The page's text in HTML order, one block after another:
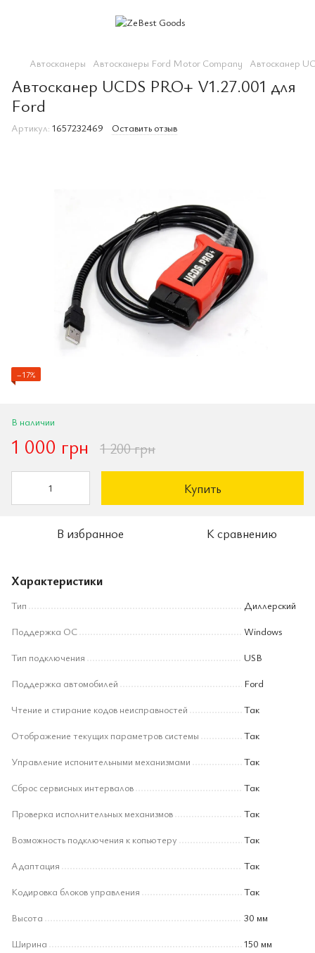
Автосканеры Автосканеры Ford Motor Company Автосканер
Автосканер UCDS PRO+ V1.27.001 для
Ford
Артикул: 1657232469 Оставить отзыв
−17%
В наличии
1 000 грн 1 200 грн
Купить
В избранное К сравнению
Характеристики
Тип
Диллерский
Поддержка ОС
Windows
Тип подключения
USB
Поддержка автомобилей
Ford
Чтение и стирание кодов неисправностей
Так
Отображение текущих параметров системы
Так
Управление испонительными механизмами
Так
Сброс сервисных интервалов
Так
Проверка исполнительных механизмов
Так
Возможность подключения к копьютеру
Так
Адаптация
Так
Кодировка блоков управления
Так
Высота
30 мм
Ширина
150 мм